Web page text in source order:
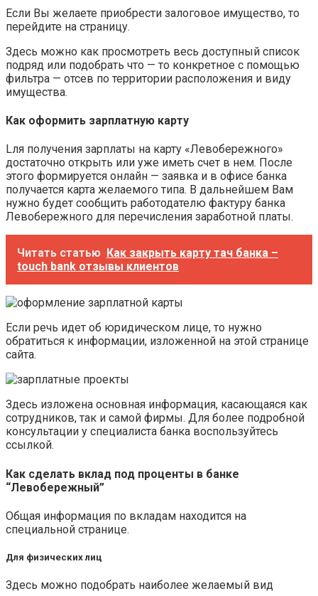
Если Вы желаете приобрести залоговое имущество, то
перейдите на страницу.
Здесь можно как просмотреть весь доступный список
подряд или подобрать что — то конкретное с помощью
фильтра — отсев по территории расположения и виду
имущества.
Как оформить зарплатную карту
Lля получения зарплаты на карту «Левобережного»
достаточно открыть или уже иметь счет в нем. После
этого формируется онлайн — заявка и в офисе банка
получается карта желаемого типа. В дальнейшем Вам
нужно будет сообщить работодателю фактуру банка
Левобережного для перечисления заработной платы.
Читать статью Как закрыть карту тач банка –
touch bank отзывы клиентов
Если речь идет об юридическом лице, то нужно
обратиться к информации, изложенной на этой странице
сайта.
Здесь изложена основная информация, касающаяся как
сотрудников, так и самой фирмы. Для более подробной
консультации у специалиста банка воспользуйтесь
ссылкой.
Как сделать вклад под проценты в банке
“Левобережный”
Общая информация по вкладам находится на
специальной странице.
Для физических лиц
Здесь можно подобрать наиболее желаемый вид